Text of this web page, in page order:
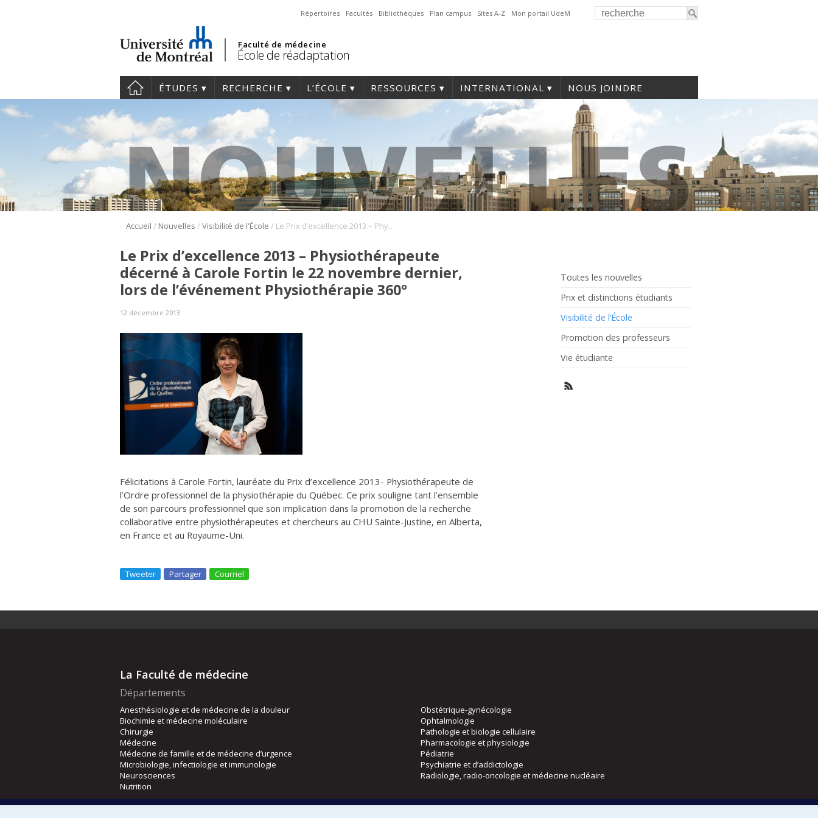
Répertoires Facultés Bibliothèques Plan campus Sites A-Z Mon portail UdeM
Faculté de médecine
École de réadaptation
ÉTUDES RECHERCHE L’ÉCOLE RESSOURCES INTERNATIONAL NOUS JOINDRE
Accueil / Nouvelles /Visibilité de l'École / Le Prix d’excellence 2013 – Physiothérapeute décerné à Carole Fortin le 22 novembre dernier, lors de l’événement Physiothérapie 360°
Toutes les nouvelles
Prix et distinctions étudiants
Visibilité de l’École
Promotion des professeurs
Vie étudiante
Le Prix d’excellence 2013 – Physiothérapeute
décerné à Carole Fortin le 22 novembre dernier,
lors de l’événement Physiothérapie 360°
12 décembre 2013
Félicitations à Carole Fortin, lauréate du Prix d’excellence 2013- Physiothérapeute de
l’Ordre professionnel de la physiothérapie du Québec. Ce prix souligne tant l’ensemble
de son parcours professionnel que son implication dans la promotion de la recherche
collaborative entre physiothérapeutes et chercheurs au CHU Sainte-Justine, en Alberta,
en France et au Royaume-Uni.
Tweeter Partager Courriel
La Faculté de médecine
Départements
Anesthésiologie et de médecine de la douleur
Biochimie et médecine moléculaire
Chirurgie
Médecine
Médecine de famille et de médecine d’urgence
Microbiologie, infectiologie et immunologie
Neurosciences
Nutrition
Obstétrique-gynécologie
Ophtalmologie
Pathologie et biologie cellulaire
Pharmacologie et physiologie
Pédiatrie
Psychiatrie et d’addictologie
Radiologie, radio-oncologie et médecine nucléaire